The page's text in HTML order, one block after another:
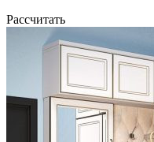
Рассчитать